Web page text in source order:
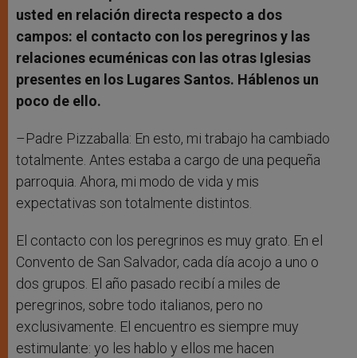
usted en relación directa respecto a dos
campos: el contacto con los peregrinos y las
relaciones ecuménicas con las otras Iglesias
presentes en los Lugares Santos. Háblenos un
poco de ello.
–Padre Pizzaballa: En esto, mi trabajo ha cambiado
totalmente. Antes estaba a cargo de una pequeña
parroquia. Ahora, mi modo de vida y mis
expectativas son totalmente distintos.
El contacto con los peregrinos es muy grato. En el
Convento de San Salvador, cada día acojo a uno o
dos grupos. El año pasado recibí a miles de
peregrinos, sobre todo italianos, pero no
exclusivamente. El encuentro es siempre muy
estimulante: yo les hablo y ellos me hacen